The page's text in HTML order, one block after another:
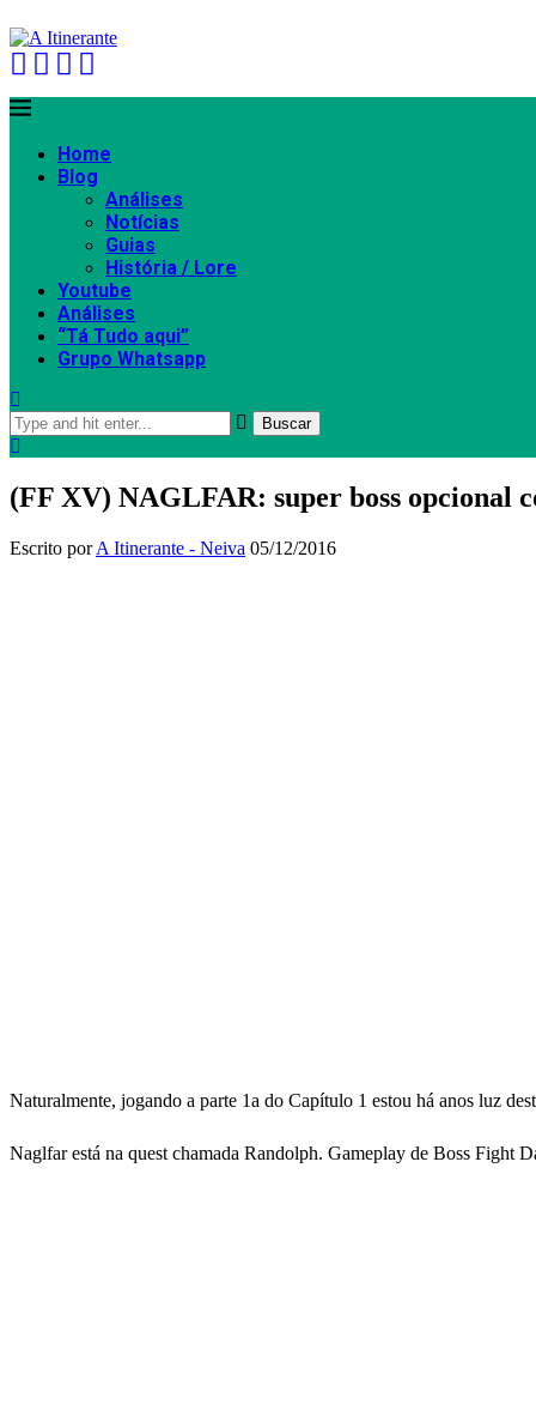
Home
Blog
Análises
Notícias
Guias
História / Lore
Youtube
Análises
“Tá Tudo aqui”
Grupo Whatsapp
Buscar
(FF XV) NAGLFAR: super boss opcional
Escrito porA Itinerante - Neiva 05/12/2016
Naturalmente, jogando a parte 1a do Capítulo 1 estou há anos luz
Naglfar está na quest chamada Randolph. Gameplay de Boss Fight